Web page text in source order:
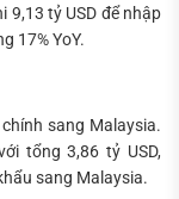
9,13 tỷ USD để nhập
17% YoY.
sang Malaysia.
tổng 3,86 tỷ USD,
sang Malaysia.